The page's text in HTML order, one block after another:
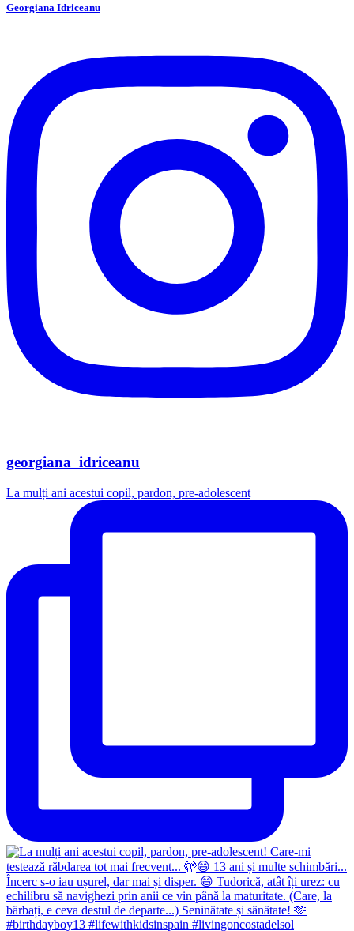
Georgiana Idriceanu
georgiana_idriceanu
La mulți ani acestui copil, pardon, pre-adolescent